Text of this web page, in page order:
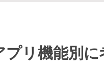
プリ機能別